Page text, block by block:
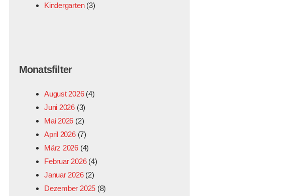
Kindergarten(3)
Monatsfilter
August 2026(4)
Juni 2026(3)
Mai 2026 (2)
April 2026(7)
März 2026(4)
Februar 2026(4)
Januar 2026(2)
Dezember 2025 (8)